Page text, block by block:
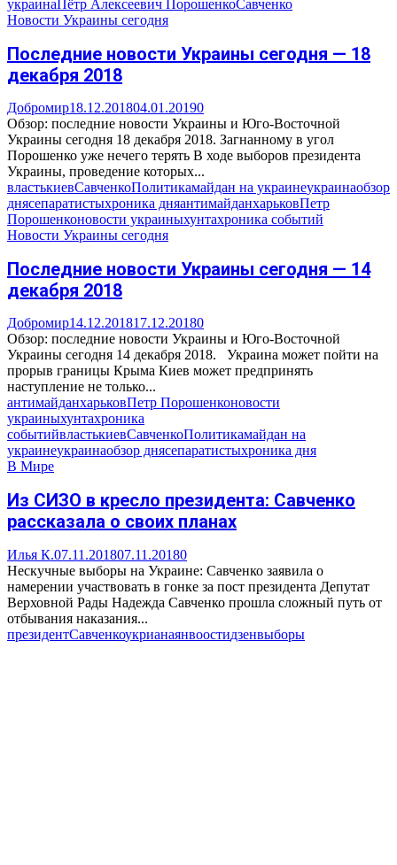
украина Пётр Алексеевич ПорошенкоСавченко
Новости Украины сегодня
Последние новости Украины сегодня — 18
декабря 2018
Добромир18.12.201804.01.20190
Обзор: последние новости Украины и Юго-Восточной
Украины сегодня 18 декабря 2018. Загнанному в угол
Порошенко уже нечего терять В ходе выборов президента
Украины, проведение которых...
властькиевСавченкоПолитикамайдан на украинеукраинаобзор
днясепаратистыхроника дняантимайданхарьковПетр
Порошенконовости украиныхунтахроника событий
Новости Украины сегодня
Последние новости Украины сегодня — 14
декабря 2018
Добромир14.12.201817.12.20180
Обзор: последние новости Украины и Юго-Восточной
Украины сегодня 14 декабря 2018. Украина может пойти на
прорыв границы Крыма Киев может предпринять
наступление не только...
антимайданхарьковПетр Порошенконовости
украиныхунтахроника
событийвластькиевСавченкоПолитикамайдан на
украинеукраинаобзор днясепаратистыхроника дня
В Мире
Из СИЗО в кресло президента: Савченко
рассказала о своих планах
Илья К.07.11.201807.11.20180
Нескучные выборы на Украине: Савченко заявила о
намерении участвовать в гонке за пост президента Депутат
Верховной Рады Надежда Савченко прошла сложный путь от
отбывания наказания...
президентСавченкоукрианаянвоостидзенвыборы